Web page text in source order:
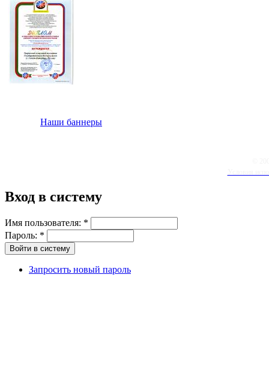
Наши баннеры
Вход в систему
Имя пользователя: *
Пароль: *
Запросить новый пароль